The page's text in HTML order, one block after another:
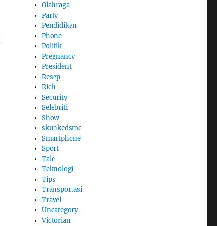
Olahraga
Party
Pendidikan
Phone
Politik
Pregnancy
President
Resep
Rich
Security
Selebriti
Show
skunkedsmc
Smartphone
Sport
Tale
Teknologi
Tips
Transportasi
Travel
Uncategory
Victorian